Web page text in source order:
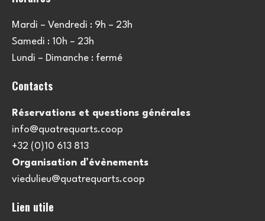
Mardi – Vendredi : 9h – 23h
Samedi : 10h – 23h
Lundi – Dimanche : fermé
Contacts
Réservations et questions générales
info@quatrequarts.coop
+32 (0)10 613 813
Organisation d’évènements
viedulieu@quatrequarts.coop
Lien utile